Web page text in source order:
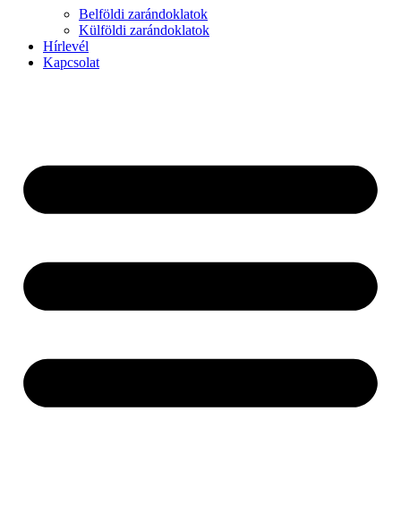
Belföldi zarándoklatok
Külföldi zarándoklatok
Hírlevél
Kapcsolat